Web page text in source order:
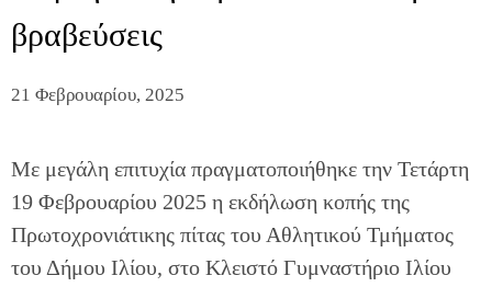
βραβεύσεις
21 Φεβρουαρίου, 2025
Με μεγάλη επιτυχία πραγματοποιήθηκε την Τετάρτη
19 Φεβρουαρίου 2025 η εκδήλωση κοπής της
Πρωτοχρονιάτικης πίτας του Αθλητικού Τμήματος
του Δήμου Ιλίου, στο Κλειστό Γυμναστήριο Ιλίου